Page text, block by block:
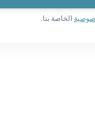
الخاصة بنا.